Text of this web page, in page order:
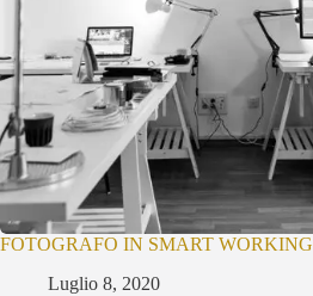
FOTOGRAFO IN SMART WORKING
Luglio 8, 2020